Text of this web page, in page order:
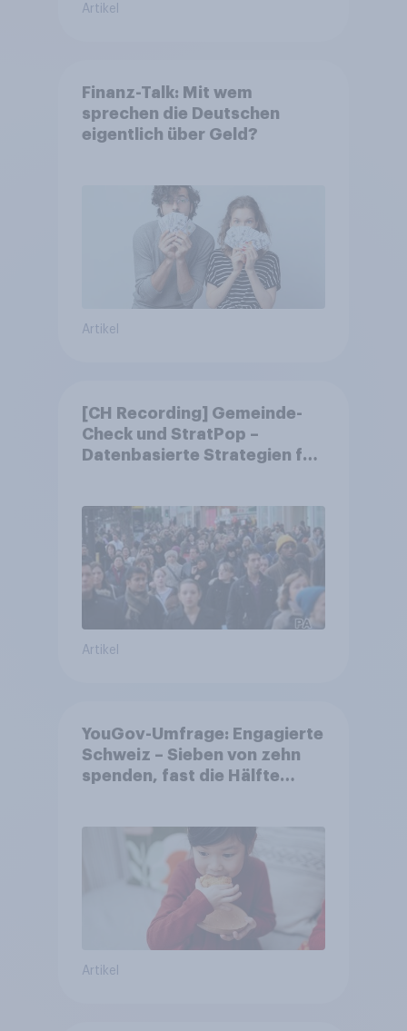
Artikel
Finanz-Talk: Mit wem
sprechen die Deutschen
eigentlich über Geld?
Artikel
[CH Recording] Gemeinde-
Check und StratPop –
Datenbasierte Strategien für
Artikel
YouGov-Umfrage: Engagierte
Schweiz – Sieben von zehn
spenden, fast die Hälfte
Artikel